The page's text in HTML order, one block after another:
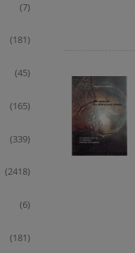
(7)
(181)
(45)
(165)
(339)
(2418)
(6)
(181)